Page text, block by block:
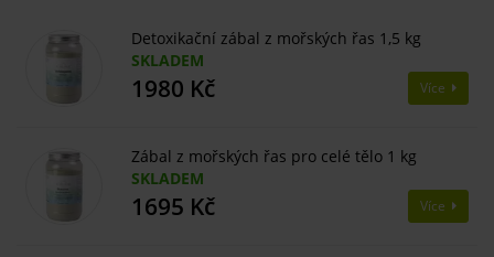
Detoxikační zábal z mořských řas 1,5 kg
SKLADEM
1980 Kč Více
Zábal z mořských řas pro celé tělo 1 kg
SKLADEM
1695 Kč Více